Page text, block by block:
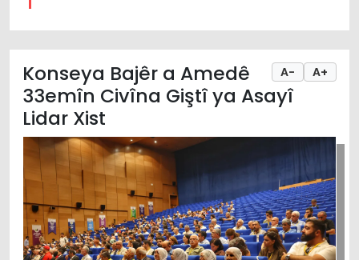
A- A+
Konseya Bajêr a Amedê
33emîn Civîna Giştî ya Asayî
Lidar Xist